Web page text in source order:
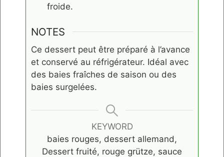
froide.
NOTES
Ce dessert peut être préparé à l’avance
et conservé au réfrigérateur. Idéal avec
des baies fraîches de saison ou des
baies surgelées.
KEYWORD
baies rouges, dessert allemand,
Dessert fruité, rouge grütze, sauce